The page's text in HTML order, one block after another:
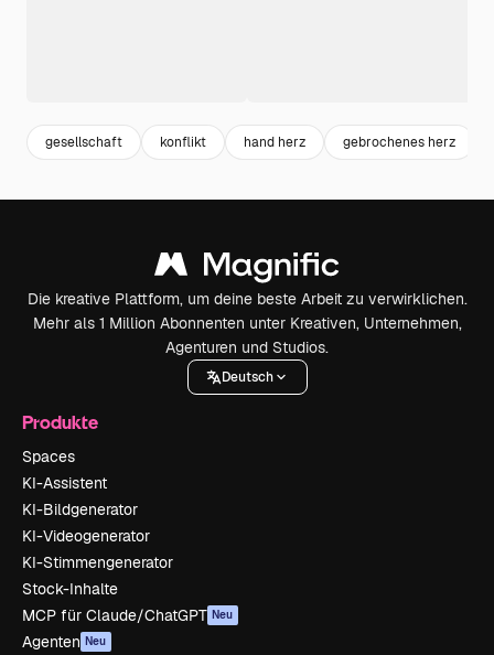
gesellschaft konflikt hand herz gebrochenes herz
Die kreative Plattform, um deine beste Arbeit zu verwirklichen.
Mehr als 1 Million Abonnenten unter Kreativen, Unternehmen,
Agenturen und Studios.
Deutsch
Produkte
Spaces
KI-Assistent
KI-Bildgenerator
KI-Videogenerator
KI-Stimmengenerator
Stock-Inhalte
MCP für Claude/ChatGPT Neu
Agenten Neu